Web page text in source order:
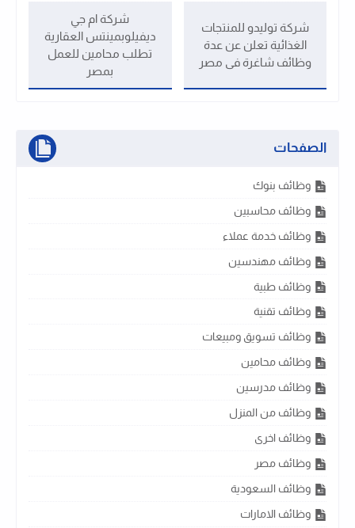
شركة توليدو للمنتجات
الغذائية تعلن عن عدة
وظائف شاغرة فى مصر
شركة ام جي
ديفيلوبمينتس العقارية
تطلب محامين للعمل
بمصر
الصفحات
وظائف بنوك
وظائف محاسبين
وظائف خدمة عملاء
وظائف مهندسين
وظائف طبية
وظائف تقنية
وظائف تسويق ومبيعات
وظائف محامين
وظائف مدرسين
وظائف من المنزل
وظائف اخرى
وظائف مصر
وظائف السعودية
وظائف الامارات